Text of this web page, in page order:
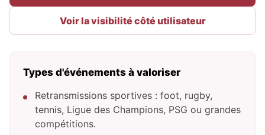
Voir la visibilité côté utilisateur
Types d'événements à valoriser
Retransmissions sportives : foot, rugby,
tennis, Ligue des Champions, PSG ou grandes
compétitions.